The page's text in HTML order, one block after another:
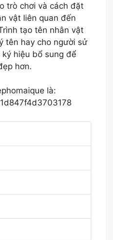
trò chơi và cách đặt
vật liên quan đến
tạo tên nhân vật
tên hay cho người sử
hiệu bổ sung để
hơn.
là: